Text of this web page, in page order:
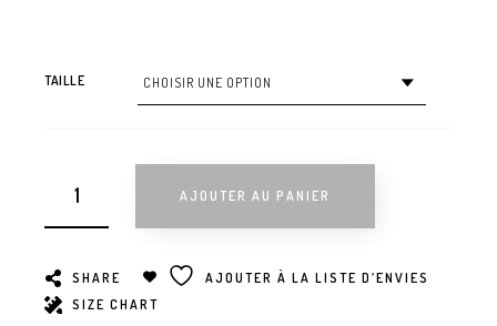
TAILLE
AJOUTER AU PANIER
SHARE
AJOUTER À LA LISTE D’ENVIES
SIZE CHART